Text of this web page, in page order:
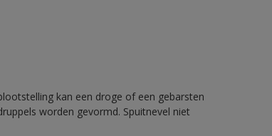
kan een droge of een gebarsten
worden gevormd. Spuitnevel niet